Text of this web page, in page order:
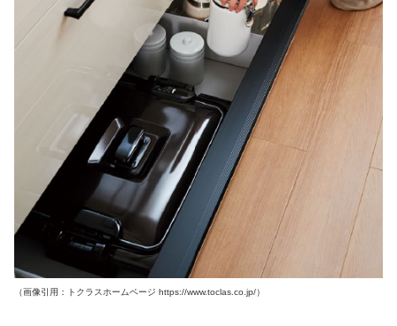
（画像引用：トクラスホームページ https://www.toclas.co.jp/）